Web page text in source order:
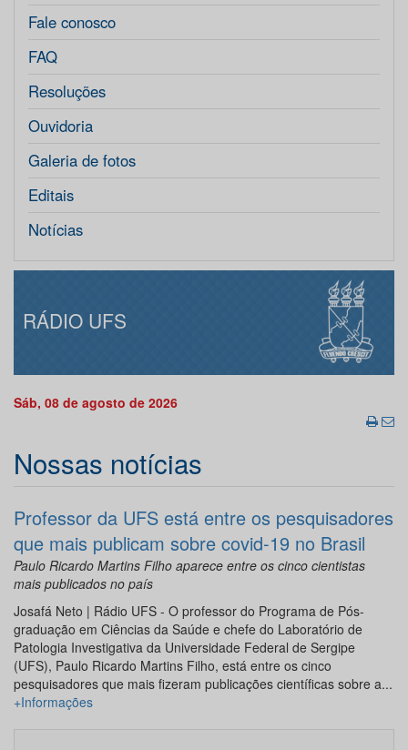
Fale conosco
FAQ
Resoluções
Ouvidoria
Galeria de fotos
Editais
Notícias
RÁDIO UFS
Sáb, 08 de agosto de 2026
Nossas notícias
Professor da UFS está entre os pesquisadores
que mais publicam sobre covid-19 no Brasil
Paulo Ricardo Martins Filho aparece entre os cinco cientistas
mais publicados no país
Josafá Neto | Rádio UFS - O professor do Programa de Pós-
graduação em Ciências da Saúde e chefe do Laboratório de
Patologia Investigativa da Universidade Federal de Sergipe
(UFS), Paulo Ricardo Martins Filho, está entre os cinco
pesquisadores que mais fizeram publicações científicas sobre a...
+Informações